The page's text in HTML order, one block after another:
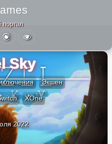
портал
Sky
Экшен
XOne
2022